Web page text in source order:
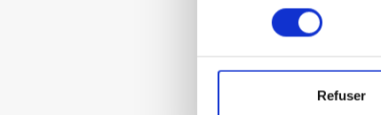
consentement
Refuser